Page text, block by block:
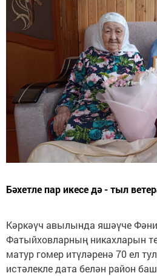
Бәхетле пар икесе дә - тыл
Кәркәүч авылында яшәүче
Фатыйховларның никахларын
матур гомер итүләренә 70 ел
истәлекле дата белән район